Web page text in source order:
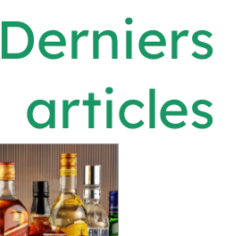
Derniers
articles